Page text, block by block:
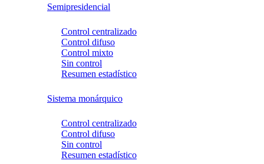
Semipresidencial
Control centralizado
Control difuso
Control mixto
Sin control
Resumen estadístico
Sistema monárquico
Control centralizado
Control difuso
Sin control
Resumen estadístico